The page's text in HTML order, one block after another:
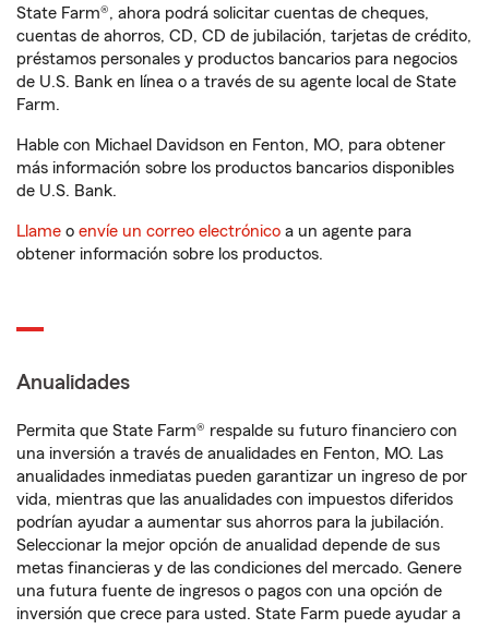
State Farm®, ahora podrá solicitar cuentas de cheques,
cuentas de ahorros, CD, CD de jubilación, tarjetas de crédito,
préstamos personales y productos bancarios para negocios
de U.S. Bank en línea o a través de su agente local de State
Farm.
Hable con Michael Davidson en Fenton, MO, para obtener
más información sobre los productos bancarios disponibles
de U.S. Bank.
Llame o envíe un correo electrónico a un agente para
obtener información sobre los productos.
Anualidades
Permita que State Farm® respalde su futuro financiero con
una inversión a través de anualidades en Fenton, MO. Las
anualidades inmediatas pueden garantizar un ingreso de por
vida, mientras que las anualidades con impuestos diferidos
podrían ayudar a aumentar sus ahorros para la jubilación.
Seleccionar la mejor opción de anualidad depende de sus
metas financieras y de las condiciones del mercado. Genere
una futura fuente de ingresos o pagos con una opción de
inversión que crece para usted. State Farm puede ayudar a